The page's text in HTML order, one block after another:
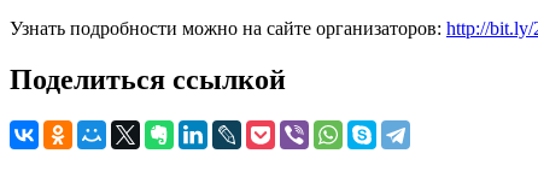
Узнать подробности можно на сайте организаторов: http://bit.ly/
Поделиться ссылкой